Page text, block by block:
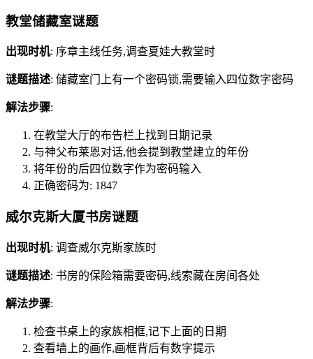
教堂储藏室谜题
出现时机: 序章主线任务,调查夏娃大教堂时
谜题描述: 储藏室门上有一个密码锁,需要输入四位数字密码
解法步骤:
在教堂大厅的布告栏上找到日期记录
与神父布莱恩对话,他会提到教堂建立的年份
将年份的后四位数字作为密码输入
正确密码为: 1847
威尔克斯大厦书房谜题
出现时机: 调查威尔克斯家族时
谜题描述: 书房的保险箱需要密码,线索藏在房间各处
解法步骤:
检查书桌上的家族相框,记下上面的日期
查看墙上的画作,画框背后有数字提示